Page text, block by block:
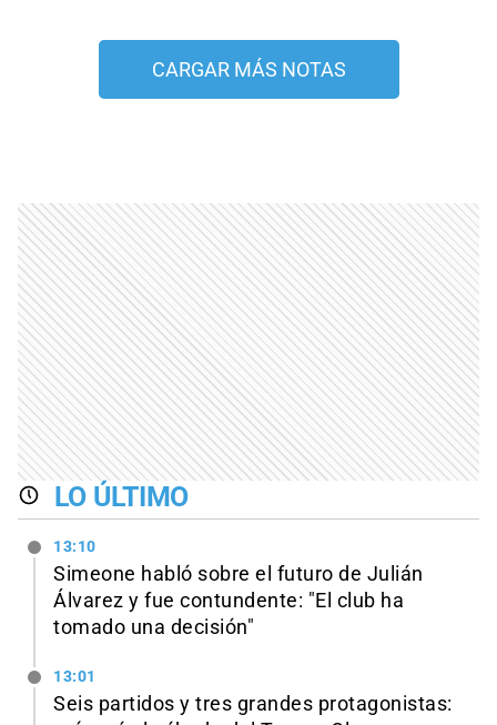
CARGAR MÁS NOTAS
LO ÚLTIMO
13:10
Simeone habló sobre el futuro de Julián
Álvarez y fue contundente: "El club ha
tomado una decisión"
13:01
Seis partidos y tres grandes protagonistas: